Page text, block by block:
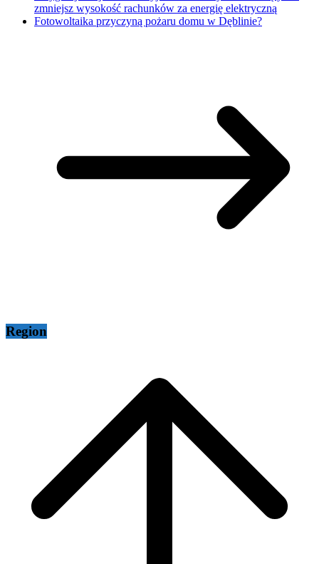
zmniejsz wysokość rachunków za energię elektryczną
Fotowoltaika przyczyną pożaru domu w Dęblinie?
Region